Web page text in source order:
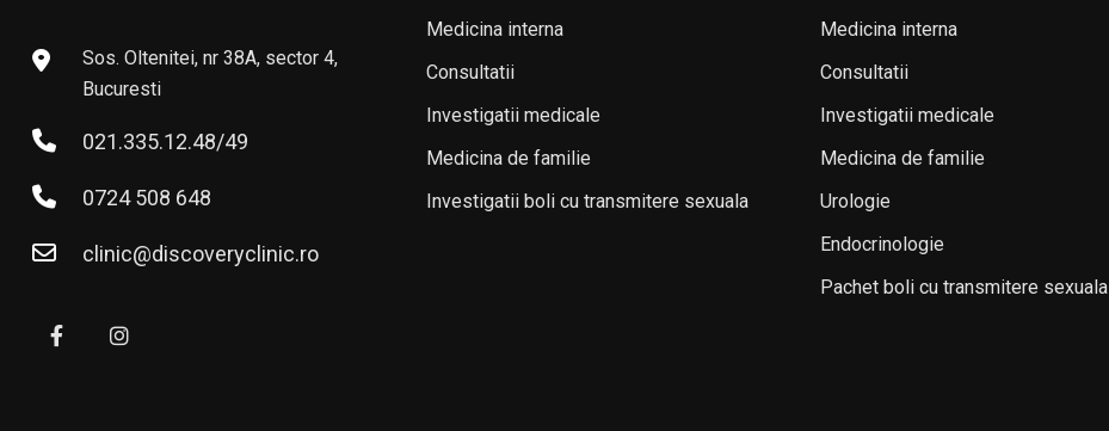
Sos. Oltenitei, nr 38A, sector 4,
Bucuresti
021.335.12.48/49
0724 508 648
clinic@discoveryclinic.ro
Medicina interna
Consultatii
Investigatii medicale
Medicina de familie
Investigatii boli cu transmitere sexuala
Medicina interna
Consultatii
Investigatii medicale
Medicina de familie
Urologie
Endocrinologie
Pachet boli cu transmitere sexuala